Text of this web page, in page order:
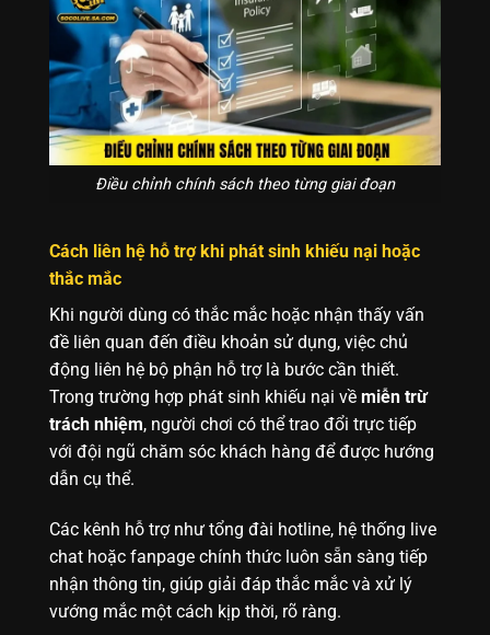
Điều chỉnh chính sách theo từng giai đoạn
Cách liên hệ hỗ trợ khi phát sinh khiếu nại hoặc
thắc mắc
Khi người dùng có thắc mắc hoặc nhận thấy vấn
đề liên quan đến điều khoản sử dụng, việc chủ
động liên hệ bộ phận hỗ trợ là bước cần thiết.
Trong trường hợp phát sinh khiếu nại về miễn trừ
trách nhiệm, người chơi có thể trao đổi trực tiếp
với đội ngũ chăm sóc khách hàng để được hướng
dẫn cụ thể.
Các kênh hỗ trợ như tổng đài hotline, hệ thống live
chat hoặc fanpage chính thức luôn sẵn sàng tiếp
nhận thông tin, giúp giải đáp thắc mắc và xử lý
vướng mắc một cách kịp thời, rõ ràng.